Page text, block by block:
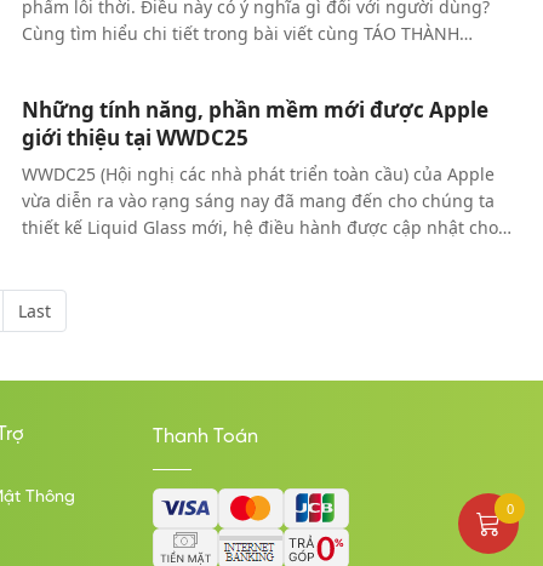
phẩm lỗi thời. Điều này có ý nghĩa gì đối với người dùng?
Cùng tìm hiểu chi tiết trong bài viết cùng TÁO THÀNH
Những tính năng, phần mềm mới được Apple
giới thiệu tại WWDC25
WWDC25 (Hội nghị các nhà phát triển toàn cầu) của Apple
vừa diễn ra vào rạng sáng nay đã mang đến cho chúng ta
thiết kế Liquid Glass mới, hệ điều hành được cập nhật cho
Last
Thông
Thanh Toán
0